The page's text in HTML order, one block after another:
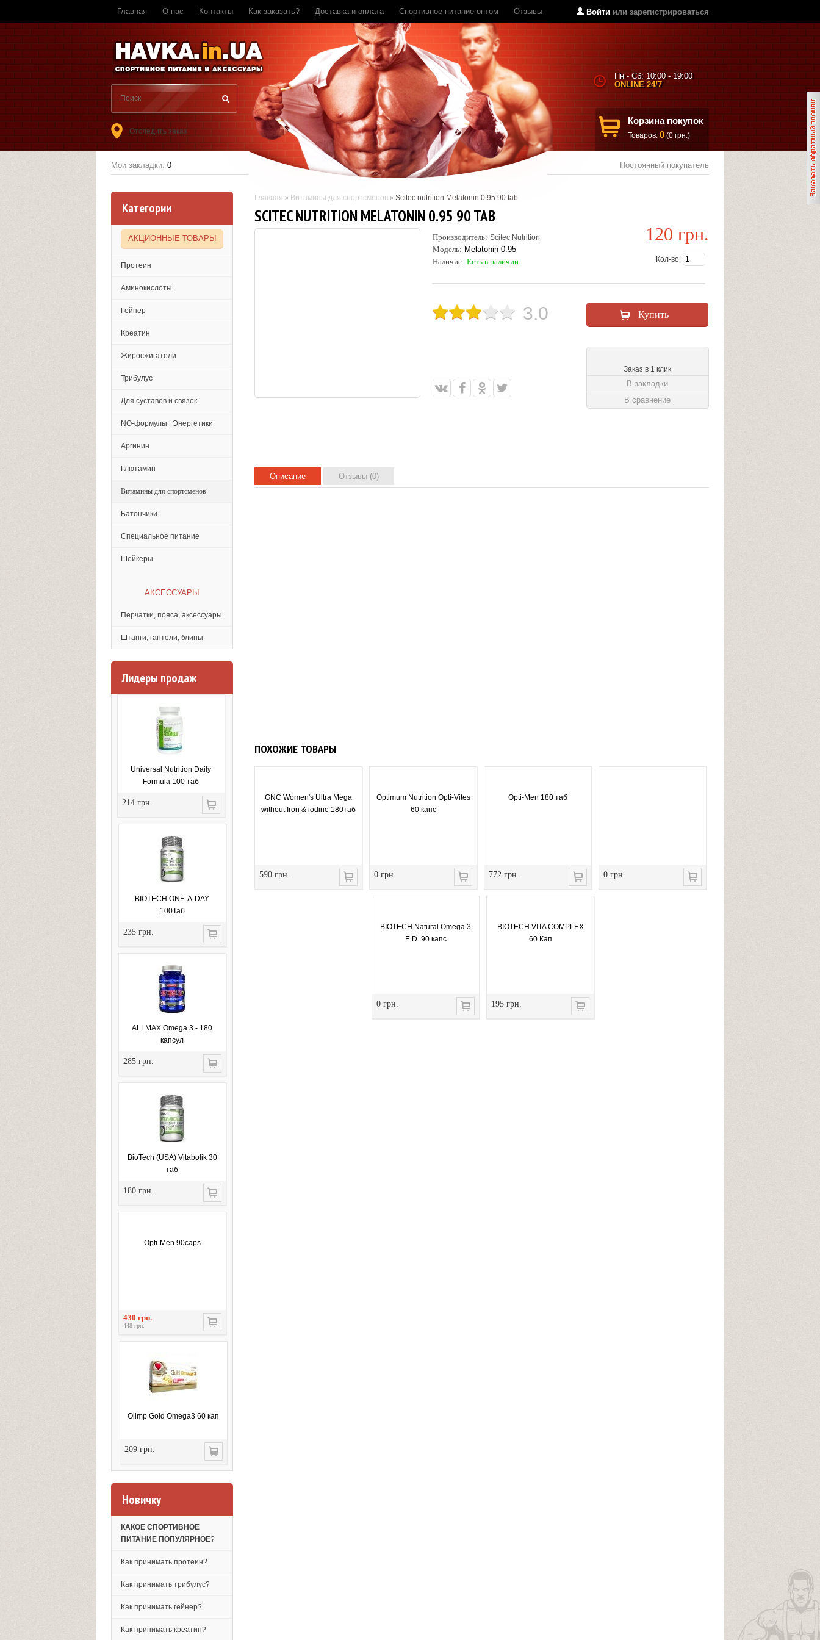
Главная О нас Контакты Как заказать? Доставка и оплата Спортивное питание оптом Отзывы Войти или зарегистрироваться
Пн - Сб: 10:00 - 19:00
ONLINE 24/7
Корзина покупок
Товаров: 0 (0 грн.)
Отследить заказ
Мои закладки: 0 Постоянный покупатель
Категории
АКЦИОННЫЕ ТОВАРЫ
Протеин
Аминокислоты
Гейнер
Креатин
Жиросжигатели
Трибулус
Для суставов и связок
NO-формулы | Энергетики
Аргинин
Глютамин
Витамины для спортсменов
Батончики
Специальное питание
Шейкеры
АКСЕССУАРЫ
Перчатки, пояса, аксессуары
Штанги, гантели, блины
Лидеры продаж
Universal Nutrition Daily
Formula 100 таб
214 грн.
BIOTECH ONE-A-DAY
100Таб
235 грн.
ALLMAX Omega 3 - 180
капсул
285 грн.
BioTech (USA) Vitabolik 30
таб
180 грн.
Opti-Men 90caps
430 грн.
448 грн.
Olimp Gold Omega3 60 кап
209 грн.
Новичку
КАКОЕ СПОРТИВНОЕ
ПИТАНИЕ ПОПУЛЯРНОЕ?
Как принимать протеин?
Как принимать трибулус?
Как принимать гейнер?
Как принимать креатин?
Главная Витамины для спортсменов Scitec nutrition Melatonin 0.95 90 tab
SCITEC NUTRITION MELATONIN 0.95 90 TAB
Производитель: Scitec Nutrition
Модель: Melatonin 0.95
Наличие: Есть в наличии
3.0
120 грн.
Кол-во:
Заказ в 1 клик
В закладки
В сравнение
Описание Отзывы (0)
ПОХОЖИЕ ТОВАРЫ
GNC Women's Ultra Mega
without Iron & iodine 180таб
590 грн.
Optimum Nutrition Opti-Vites
60 капс
0 грн.
Opti-Men 180 таб
772 грн. 0 грн.
BIOTECH Natural Omega 3
E.D. 90 капс
0 грн.
BIOTECH VITA COMPLEX
60 Кап
195 грн.